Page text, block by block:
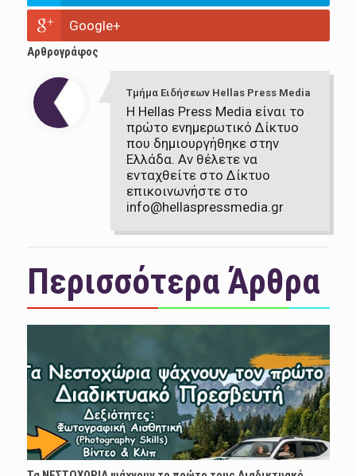
Google+
Αρθρογράφος
Τμήμα Ειδήσεων Hellas Press Media
Η Hellas Press Media είναι το
πρώτο ενημερωτικό Δίκτυο
που δημιουργήθηκε στην
Ελλάδα. Αν θέλετε να
ενταχθείτε στο Δίκτυο
επικοινωνήστε στο
info@hellaspressmedia.gr
Περισσότερα Άρθρα